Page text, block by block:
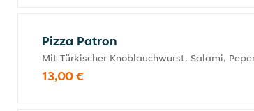
Pizza Patron
Mit Türkischer Knoblauchwurst, Salami,
13,00 €